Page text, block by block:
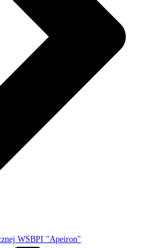
WSBPI "Apeiron"